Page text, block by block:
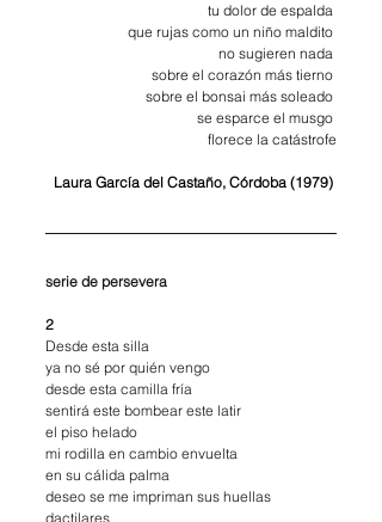
tu dolor de espalda
que rujas como un niño maldito
no sugieren nada
sobre el corazón más tierno
sobre el bonsai más soleado
se esparce el musgo
florece la catástrofe
Laura García del Castaño, Córdoba (1979)
serie de persevera
2
Desde esta silla
ya no sé por quién vengo
desde esta camilla fría
sentirá este bombear este latir
el piso helado
mi rodilla en cambio envuelta
en su cálida palma
deseo se me impriman sus huellas
dactilares